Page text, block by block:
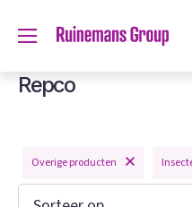
Repco
Overige producten